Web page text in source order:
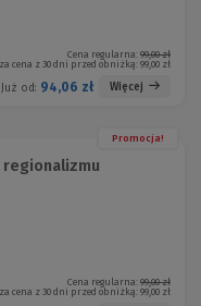
Cena regularna: 99,00 zł
cena z 30 dni przed obniżką:99,00 zł
Już od: 94,06 zł Więcej
Promocja!
Cena regularna: 99,00 zł
cena z 30 dni przed obniżką:99,00 zł